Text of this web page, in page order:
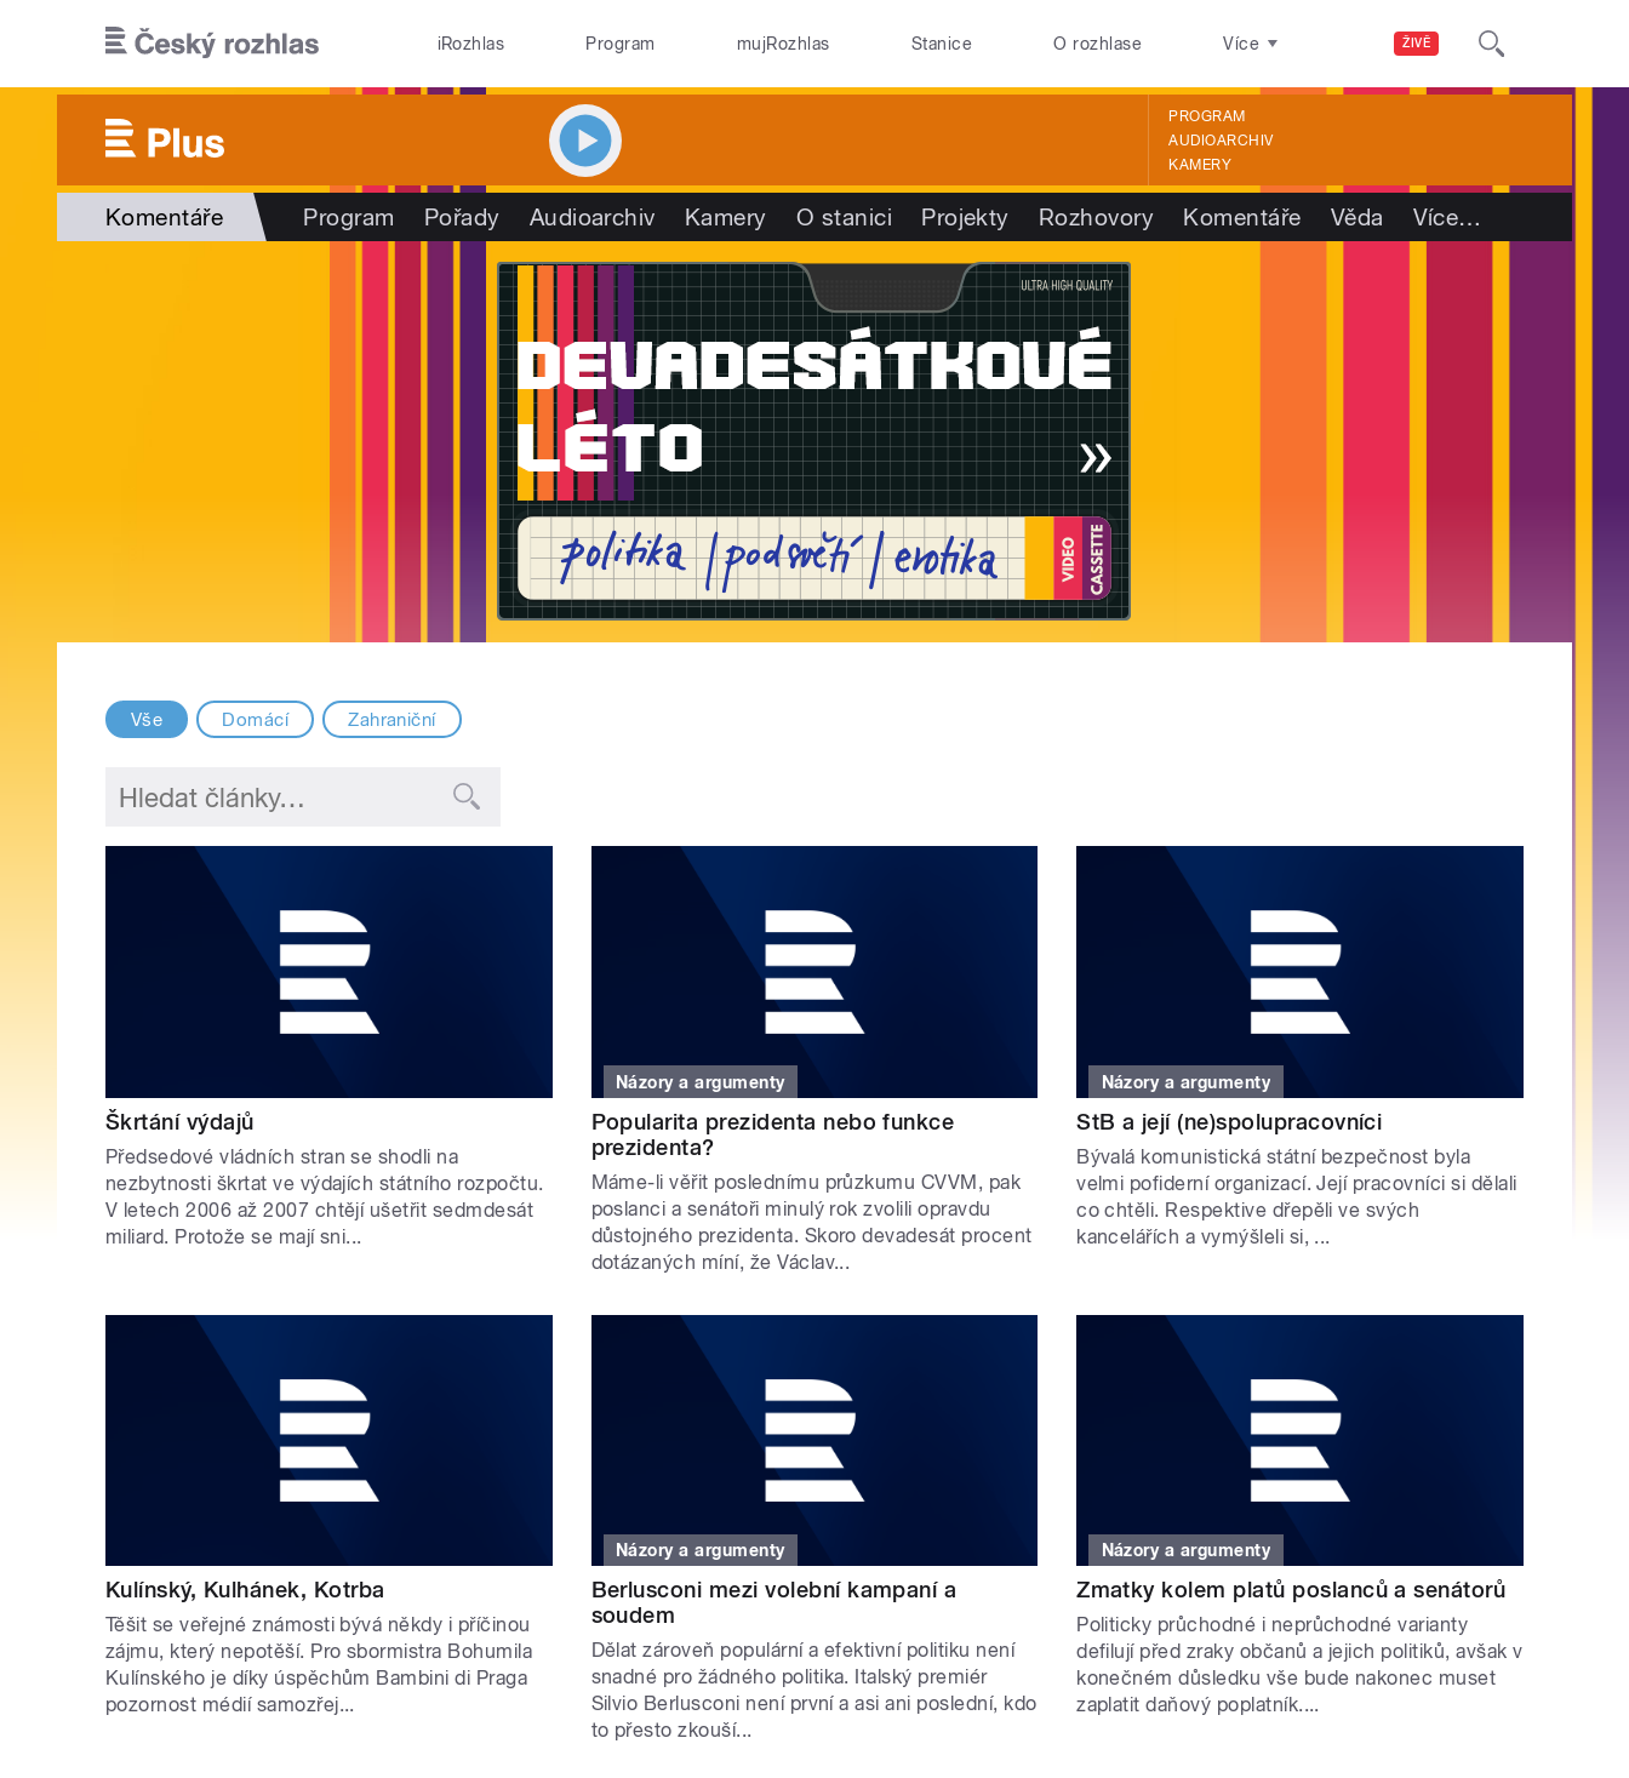
ŽIVĚ
iRozhlas Program mujRozhlas Stanice O rozhlase Více
PROGRAM
AUDIOARCHIV
KAMERY
Komentáře Program Pořady Audioarchiv Kamery O stanici Projekty Rozhovory Komentáře Věda Více…
Vše Domácí Zahraniční
Škrtání výdajů
Předsedové vládních stran se shodli na
nezbytnosti škrtat ve výdajích státního rozpočtu.
V letech 2006 až 2007 chtějí ušetřit sedmdesát
miliard. Protože se mají sni...
Názory a argumenty
Popularita prezidenta nebo funkce
prezidenta?
Máme-li věřit poslednímu průzkumu CVVM, pak
poslanci a senátoři minulý rok zvolili opravdu
důstojného prezidenta. Skoro devadesát procent
dotázaných míní, že Václav...
Názory a argumenty
StB a její (ne)spolupracovníci
Bývalá komunistická státní bezpečnost byla
velmi pofiderní organizací. Její pracovníci si dělali
co chtěli. Respektive dřepěli ve svých
kancelářích a vymýšleli si, ...
Kulínský, Kulhánek, Kotrba
Těšit se veřejné známosti bývá někdy i příčinou
zájmu, který nepotěší. Pro sbormistra Bohumila
Kulínského je díky úspěchům Bambini di Praga
pozornost médií samozřej...
Názory a argumenty
Berlusconi mezi volební kampaní a
soudem
Dělat zároveň populární a efektivní politiku není
snadné pro žádného politika. Italský premiér
Silvio Berlusconi není první a asi ani poslední, kdo
to přesto zkouší...
Názory a argumenty
Zmatky kolem platů poslanců a senátorů
Politicky průchodné i neprůchodné varianty
defilují před zraky občanů a jejich politiků, avšak v
konečném důsledku vše bude nakonec muset
zaplatit daňový poplatník....